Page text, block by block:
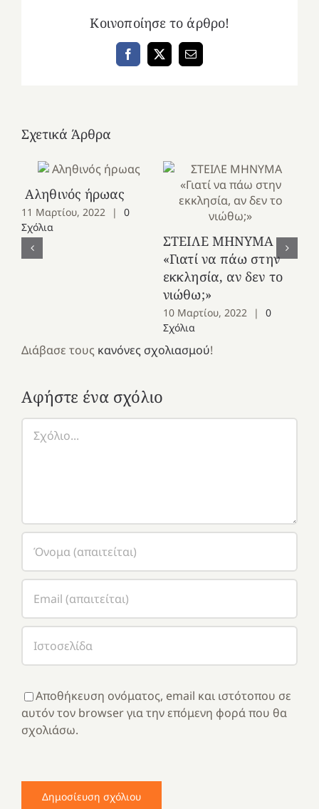
Κοινοποίησε το άρθρο!
Facebook
X Email
Σχετικά Άρθρα
Αληθινός ήρωας
11 Μαρτίου, 2022 |
0
Σχόλια
ΣΤΕΙΛΕ ΜΗΝΥΜΑ
«Γιατί να πάω στην
εκκλησία, αν δεν το
νιώθω;»
10 Μαρτίου, 2022 |
0
Σχόλια
Διάβασε τους κανόνες σχολιασμού!
Αφήστε ένα σχόλιο
Αποθήκευση ονόματος, email και ιστότοπου σε
αυτόν τον browser για την επόμενη φορά που θα
σχολιάσω.